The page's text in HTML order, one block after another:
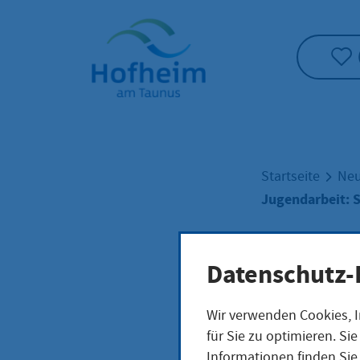
Startseite"
Startseite
Jugendarbeit:
Wir verwenden
für Sie zu optimieren.